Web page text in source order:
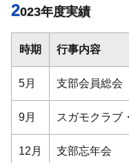
2023年度実績
時期 行事内容
5月 支部会員総会
9月 スガモクラブ
12月 支部忘年会